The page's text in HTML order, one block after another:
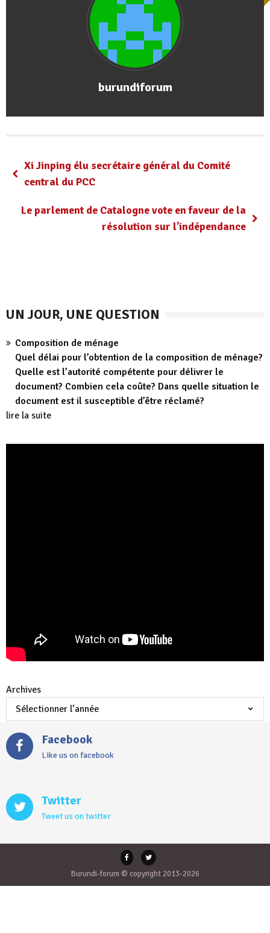
burundiforum
Xi Jinping élu secrétaire général du Comité
central du PCC
Le parlement de Catalogne vote en faveur de la
résolution sur l’indépendance
UN JOUR, UNE QUESTION
Composition de ménage
Quel délai pour l’obtention de la composition de ménage?
Quelle est l’autorité compétente pour délivrer le
document? Combien cela coûte? Dans quelle situation le
document est il susceptible d’être réclamé?
lire la suite
Archives
Facebook
Like us on facebook
Twitter
Tweet us on twitter
Burundi-forum © copyright 2013-2026